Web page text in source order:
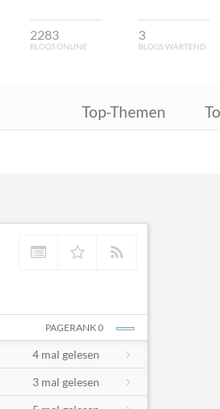
2283
BLOGS ONLINE
3
BLOGS WARTEND
Top-Themen
PAGERANK 0
4 mal gelesen
3 mal gelesen